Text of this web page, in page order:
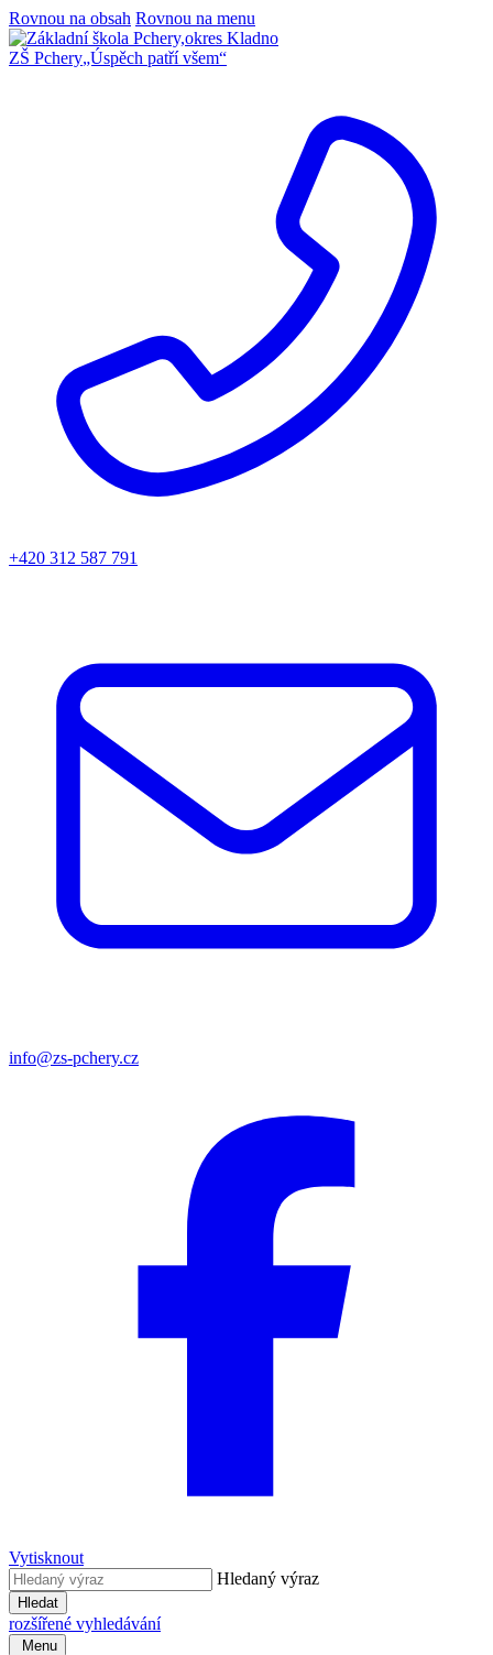
Rovnou na obsah Rovnou na menu
ZŠ Pchery„Úspěch patří všem“
+420 312 587 791
info@zs-pchery.cz
Vytisknout
Hledaný výraz
Hledat
rozšířené vyhledávání
Menu